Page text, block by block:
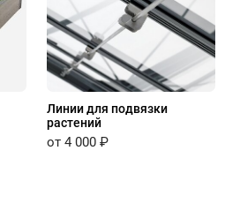
Линии для подвязки
растений
от 4 000 ₽